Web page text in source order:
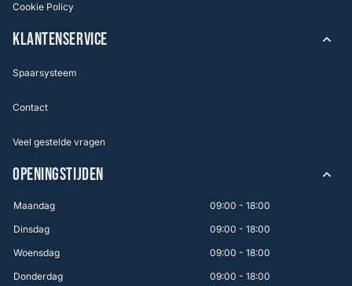
Cookie Policy
KLANTENSERVICE
Spaarsysteem
Contact
Veel gestelde vragen
OPENINGSTIJDEN
Maandag
09:00 - 18:00
Dinsdag
09:00 - 18:00
Woensdag
09:00 - 18:00
Donderdag
09:00 - 18:00